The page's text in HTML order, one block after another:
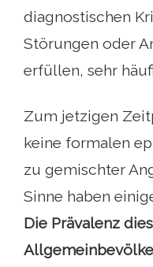
diagnostischen
Störungen oder
erfüllen, sehr
Zum jetzigen
keine formalen
zu gemischter
Sinne haben
Die Prävalenz